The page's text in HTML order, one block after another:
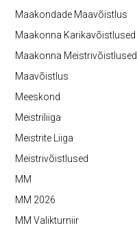
Maakondade Maavõistlus
Maakonna Karikavõistlused
Maakonna Meistrivõistlused
Maavõistlus
Meeskond
Meistriliiga
Meistrite Liiga
Meistrivõistlused
MM
MM 2026
MM Valikturniir